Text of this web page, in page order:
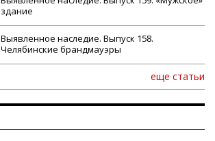
здание
Выявленное наследие. Выпуск 158.
Челябинские брандмауэры
еще статьи